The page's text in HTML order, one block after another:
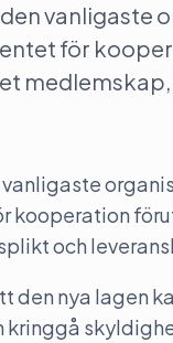
vanligaste
för
kooperation
och
den nya lagen